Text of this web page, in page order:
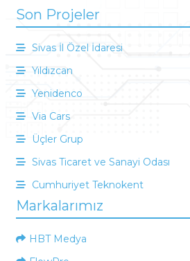
Son Projeler
Sivas İl Özel İdaresi
Yıldızcan
Yenidenco
Via Cars
Üçler Grup
Sivas Ticaret ve Sanayi Odası
Cumhuriyet Teknokent
Markalarımız
HBT Medya